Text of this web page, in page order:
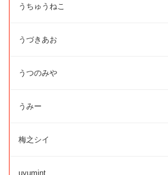
うちゅうねこ
うづきあお
うつのみや
うみー
梅之シイ
uyumint